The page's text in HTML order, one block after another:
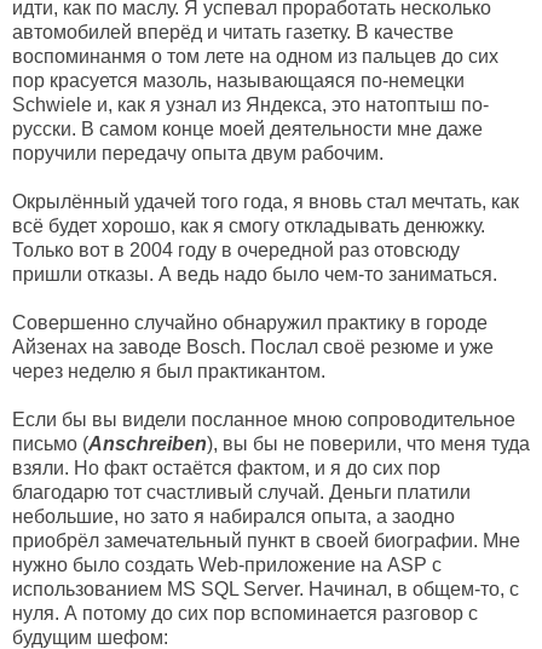
идти, как по маслу. Я успевал проработать несколько
автомобилей вперёд и читать газетку. В качестве
воспоминанмя о том лете на одном из пальцев до сих
пор красуется мазоль, называющаяся по-немецки
Schwiele и, как я узнал из Яндекса, это натоптыш по-
русски. В самом конце моей деятельности мне даже
поручили передачу опыта двум рабочим.
Окрылённый удачей того года, я вновь стал мечтать, как
всё будет хорошо, как я смогу откладывать денюжку.
Только вот в 2004 году в очередной раз отовсюду
пришли отказы. А ведь надо было чем-то заниматься.
Совершенно случайно обнаружил практику в городе
Айзенах на заводе Bosch. Послал своё резюме и уже
через неделю я был практикантом.
Если бы вы видели посланное мною сопроводительное
письмо (Anschreiben), вы бы не поверили, что меня туда
взяли. Но факт остаётся фактом, и я до сих пор
благодарю тот счастливый случай. Деньги платили
небольшие, но зато я набирался опыта, а заодно
приобрёл замечательный пункт в своей биографии. Мне
нужно было создать Web-приложение на ASP с
использованием MS SQL Server. Начинал, в общем-то, с
нуля. А потому до сих пор вспоминается разговор с
будущим шефом: